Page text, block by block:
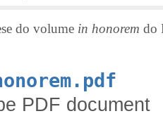
do volume in honorem do
PDF document